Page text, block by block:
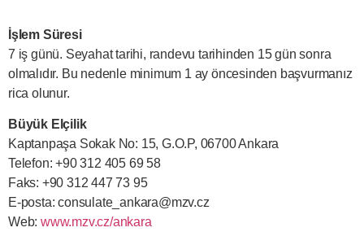
İşlem Süresi
7 iş günü. Seyahat tarihi, randevu tarihinden 15 gün sonra
olmalıdır. Bu nedenle minimum 1 ay öncesinden başvurmanız
rica olunur.
Büyük Elçilik
Kaptanpaşa Sokak No: 15, G.O.P, 06700 Ankara
Telefon: +90 312 405 69 58
Faks: +90 312 447 73 95
E-posta:consulate_ankara@mzv.cz
Web: www.mzv.cz/ankara